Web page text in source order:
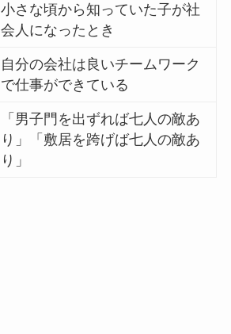
小さな頃から知っていた子が社
会人になったとき
自分の会社は良いチームワーク
で仕事ができている
「男子門を出ずれば七人の敵あ
り」「敷居を跨げば七人の敵あ
り」